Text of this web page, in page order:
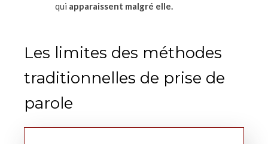
qui apparaissent malgré elle.
Les limites des méthodes
traditionnelles de prise de
parole